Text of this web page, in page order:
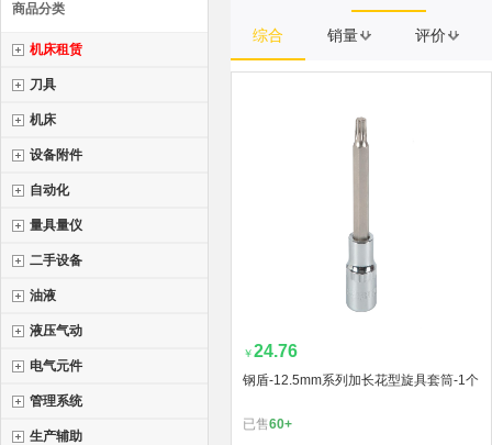
商品分类
机床租赁
刀具
机床
设备附件
自动化
量具量仪
二手设备
油液
液压气动
电气元件
管理系统
生产辅助
综合 销量 评价
￥24.76
钢盾-12.5mm系列加长花型旋具套筒-1个
已售60+